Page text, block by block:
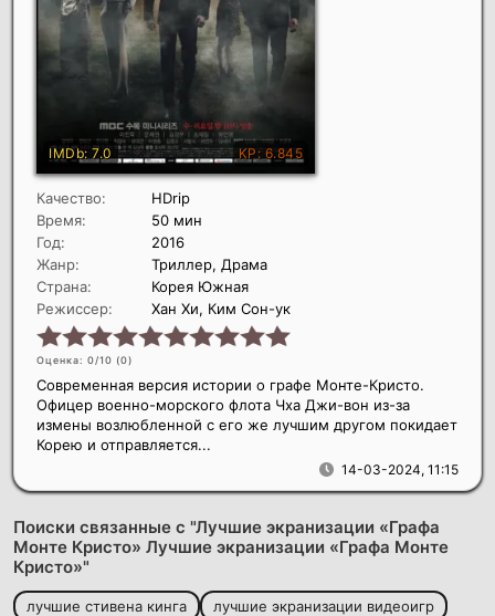
Качество:
HDrip
Время:
50 мин
Год:
2016
Жанр:
Триллер, Драма
Страна:
Корея Южная
Режиссер:
Хан Хи, Ким Сон-ук
Оценка: 0/10 (0)
14-03-2024, 11:15
Современная версия истории о графе Монте-Кристо.
Офицер военно-морского флота Чха Джи-вон из-за
измены возлюбленной с его же лучшим другом покидает
Корею и отправляется...
Поиски связанные с "Лучшие экранизации «Графа
Монте Кристо» Лучшие экранизации «Графа Монте
Кристо»"
лучшие стивена кинга
лучшие экранизации видеоигр